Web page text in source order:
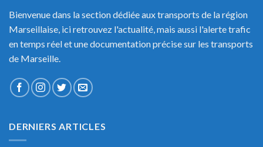
Bienvenue dans la section dédiée aux transports de la région
Marseillaise, ici retrouvez l'actualité, mais aussi l'alerte trafic
en temps réel et une documentation précise sur les transports
de Marseille.
DERNIERS ARTICLES